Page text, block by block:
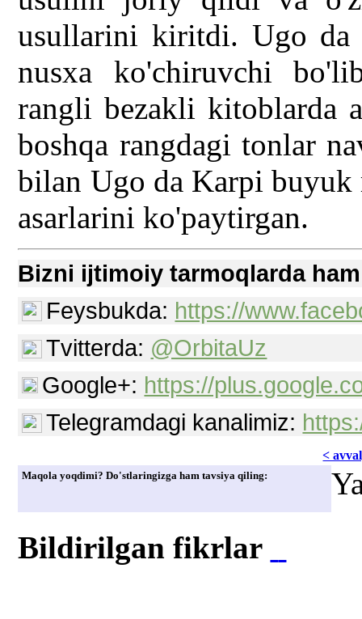
usullarini kiritdi. Ugo
nusxa ko'chiruvchi
rangli bezakli kitoblarda
boshqa rangdagi tonlar
bilan Ugo da Karpi buyuk
asarlarini ko'paytirgan.
Bizni ijtimoiy tarmoqlarda
Feysbukda: https://
Tvitterda: @OrbitaUz
Google+: https://
Telegramdagi kanalimiz:
<
Maqola yoqdimi? Do'stlaringizga ham tavsiya qiling:
Bildirilgan fikrlar